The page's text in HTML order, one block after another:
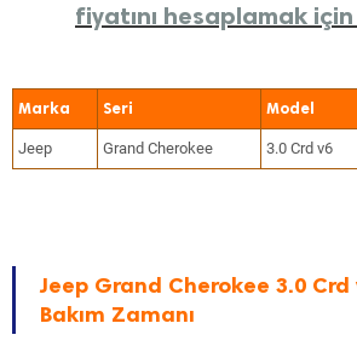
fiyatını hesaplamak için
Marka Seri Model
Jeep Grand Cherokee 3.0 Crd v6
Jeep Grand Cherokee 3.0 Crd
Bakım Zamanı